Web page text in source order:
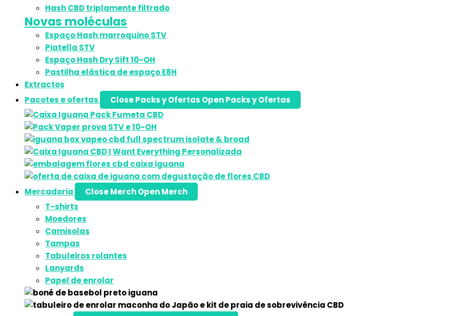
Hash CBD triplamente filtrado
Novas moléculas
Espaço Hash marroquino STV
Piatella STV
Espaço Hash Dry Sift 10-OH
Pastilha elástica de espaço E8H
Extractos
Pacotes e ofertas
Close Packs y Ofertas Open Packs y Ofertas
Mercadoria Close MerchOpen Merch
T-shirts
Moedores
Camisolas
Tampas
Tabuleiros rolantes
Lanyards
Papel de enrolar